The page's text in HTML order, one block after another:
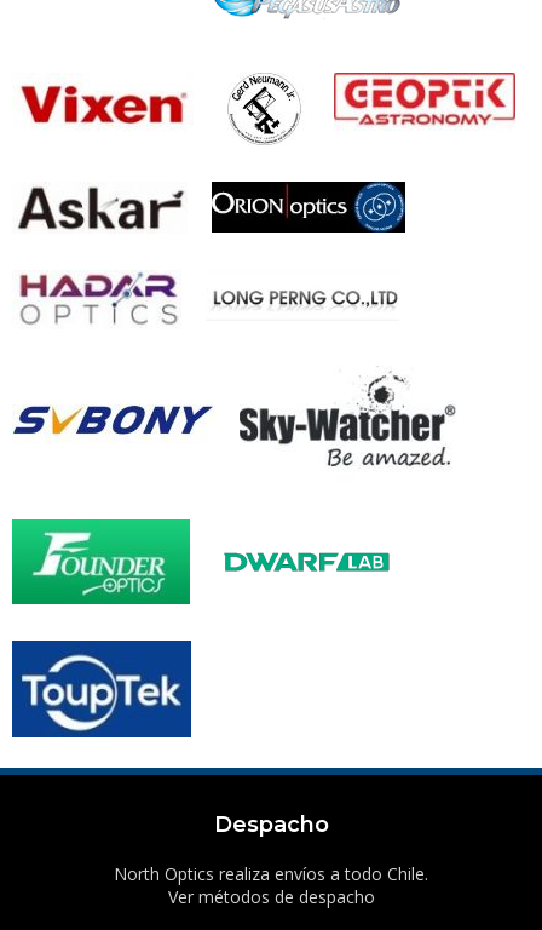
Despacho
North Optics realiza envíos a todo Chile.
Ver métodos de despacho